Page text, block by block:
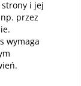
i jej
przez
wymaga